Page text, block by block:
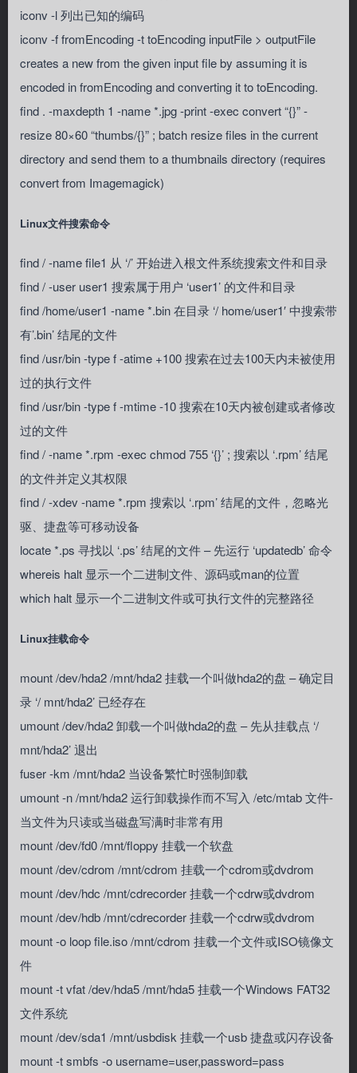
iconv -l 列出已知的编码
iconv -f fromEncoding -t toEncoding inputFile > outputFile
creates a new from the given input file by assuming it is
encoded in fromEncoding and converting it to toEncoding.
find . -maxdepth 1 -name *.jpg -print -exec convert “{}” -
resize 80×60 “thumbs/{}” ; batch resize files in the current
directory and send them to a thumbnails directory (requires
convert from Imagemagick)
Linux文件搜索命令
find / -name file1 从 ‘/’ 开始进入根文件系统搜索文件和目录
find / -user user1 搜索属于用户 ‘user1’ 的文件和目录
find /home/user1 -name *.bin 在目录 ‘/ home/user1′ 中搜索带
有’.bin’ 结尾的文件
find /usr/bin -type f -atime +100 搜索在过去100天内未被使用
过的执行文件
find /usr/bin -type f -mtime -10 搜索在10天内被创建或者修改
过的文件
find / -name *.rpm -exec chmod 755 ‘{}’ ; 搜索以 ‘.rpm’ 结尾
的文件并定义其权限
find / -xdev -name *.rpm 搜索以 ‘.rpm’ 结尾的文件，忽略光
驱、捷盘等可移动设备
locate *.ps 寻找以 ‘.ps’ 结尾的文件 – 先运行 ‘updatedb’ 命令
whereis halt 显示一个二进制文件、源码或man的位置
which halt 显示一个二进制文件或可执行文件的完整路径
Linux挂载命令
mount /dev/hda2 /mnt/hda2 挂载一个叫做hda2的盘 – 确定目
录 ‘/ mnt/hda2’ 已经存在
umount /dev/hda2 卸载一个叫做hda2的盘 – 先从挂载点 ‘/
mnt/hda2’ 退出
fuser -km /mnt/hda2 当设备繁忙时强制卸载
umount -n /mnt/hda2 运行卸载操作而不写入 /etc/mtab 文件-
当文件为只读或当磁盘写满时非常有用
mount /dev/fd0 /mnt/floppy 挂载一个软盘
mount /dev/cdrom /mnt/cdrom 挂载一个cdrom或dvdrom
mount /dev/hdc /mnt/cdrecorder 挂载一个cdrw或dvdrom
mount /dev/hdb /mnt/cdrecorder 挂载一个cdrw或dvdrom
mount -o loop file.iso /mnt/cdrom 挂载一个文件或ISO镜像文
件
mount -t vfat /dev/hda5 /mnt/hda5 挂载一个Windows FAT32
文件系统
mount /dev/sda1 /mnt/usbdisk 挂载一个usb 捷盘或闪存设备
mount -t smbfs -o username=user,password=pass